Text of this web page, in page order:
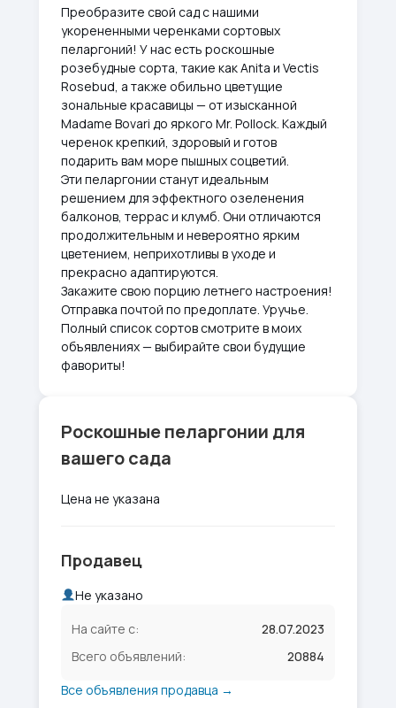
Преобразите свой сад с нашими
укорененными черенками сортовых
пеларгоний! У нас есть роскошные
розебудные сорта, такие как Anita и Vectis
Rosebud, а также обильно цветущие
зональные красавицы — от изысканной
Madame Bovari до яркого Mr. Pollock. Каждый
черенок крепкий, здоровый и готов
подарить вам море пышных соцветий.
Эти пеларгонии станут идеальным
решением для эффектного озеленения
балконов, террас и клумб. Они отличаются
продолжительным и невероятно ярким
цветением, неприхотливы в уходе и
прекрасно адаптируются.
Закажите свою порцию летнего настроения!
Отправка почтой по предоплате. Уручье.
Полный список сортов смотрите в моих
объявлениях — выбирайте свои будущие
фавориты!
Роскошные пеларгонии для
вашего сада
Цена не указана
Продавец
Не указано
На сайте с:
28.07.2023
Всего объявлений:
20884
Все объявления продавца →